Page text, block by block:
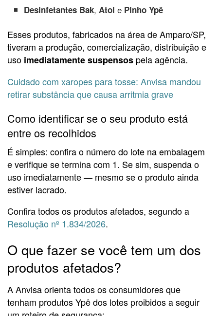
Desinfetantes Bak, Atol e Pinho Ypê
Esses produtos, fabricados na área de Amparo/SP,
tiveram a produção, comercialização, distribuição e
uso imediatamente suspensos pela agência.
Cuidado com xaropes para tosse: Anvisa mandou
retirar substância que causa arritmia grave
Como identificar se o seu produto está
entre os recolhidos
É simples: confira o número do lote na embalagem
e verifique se termina com 1. Se sim, suspenda o
uso imediatamente — mesmo se o produto ainda
estiver lacrado.
Confira todos os produtos afetados, segundo a
Resolução nº 1.834/2026.
O que fazer se você tem um dos
produtos afetados?
A Anvisa orienta todos os consumidores que
tenham produtos Ypê dos lotes proibidos a seguir